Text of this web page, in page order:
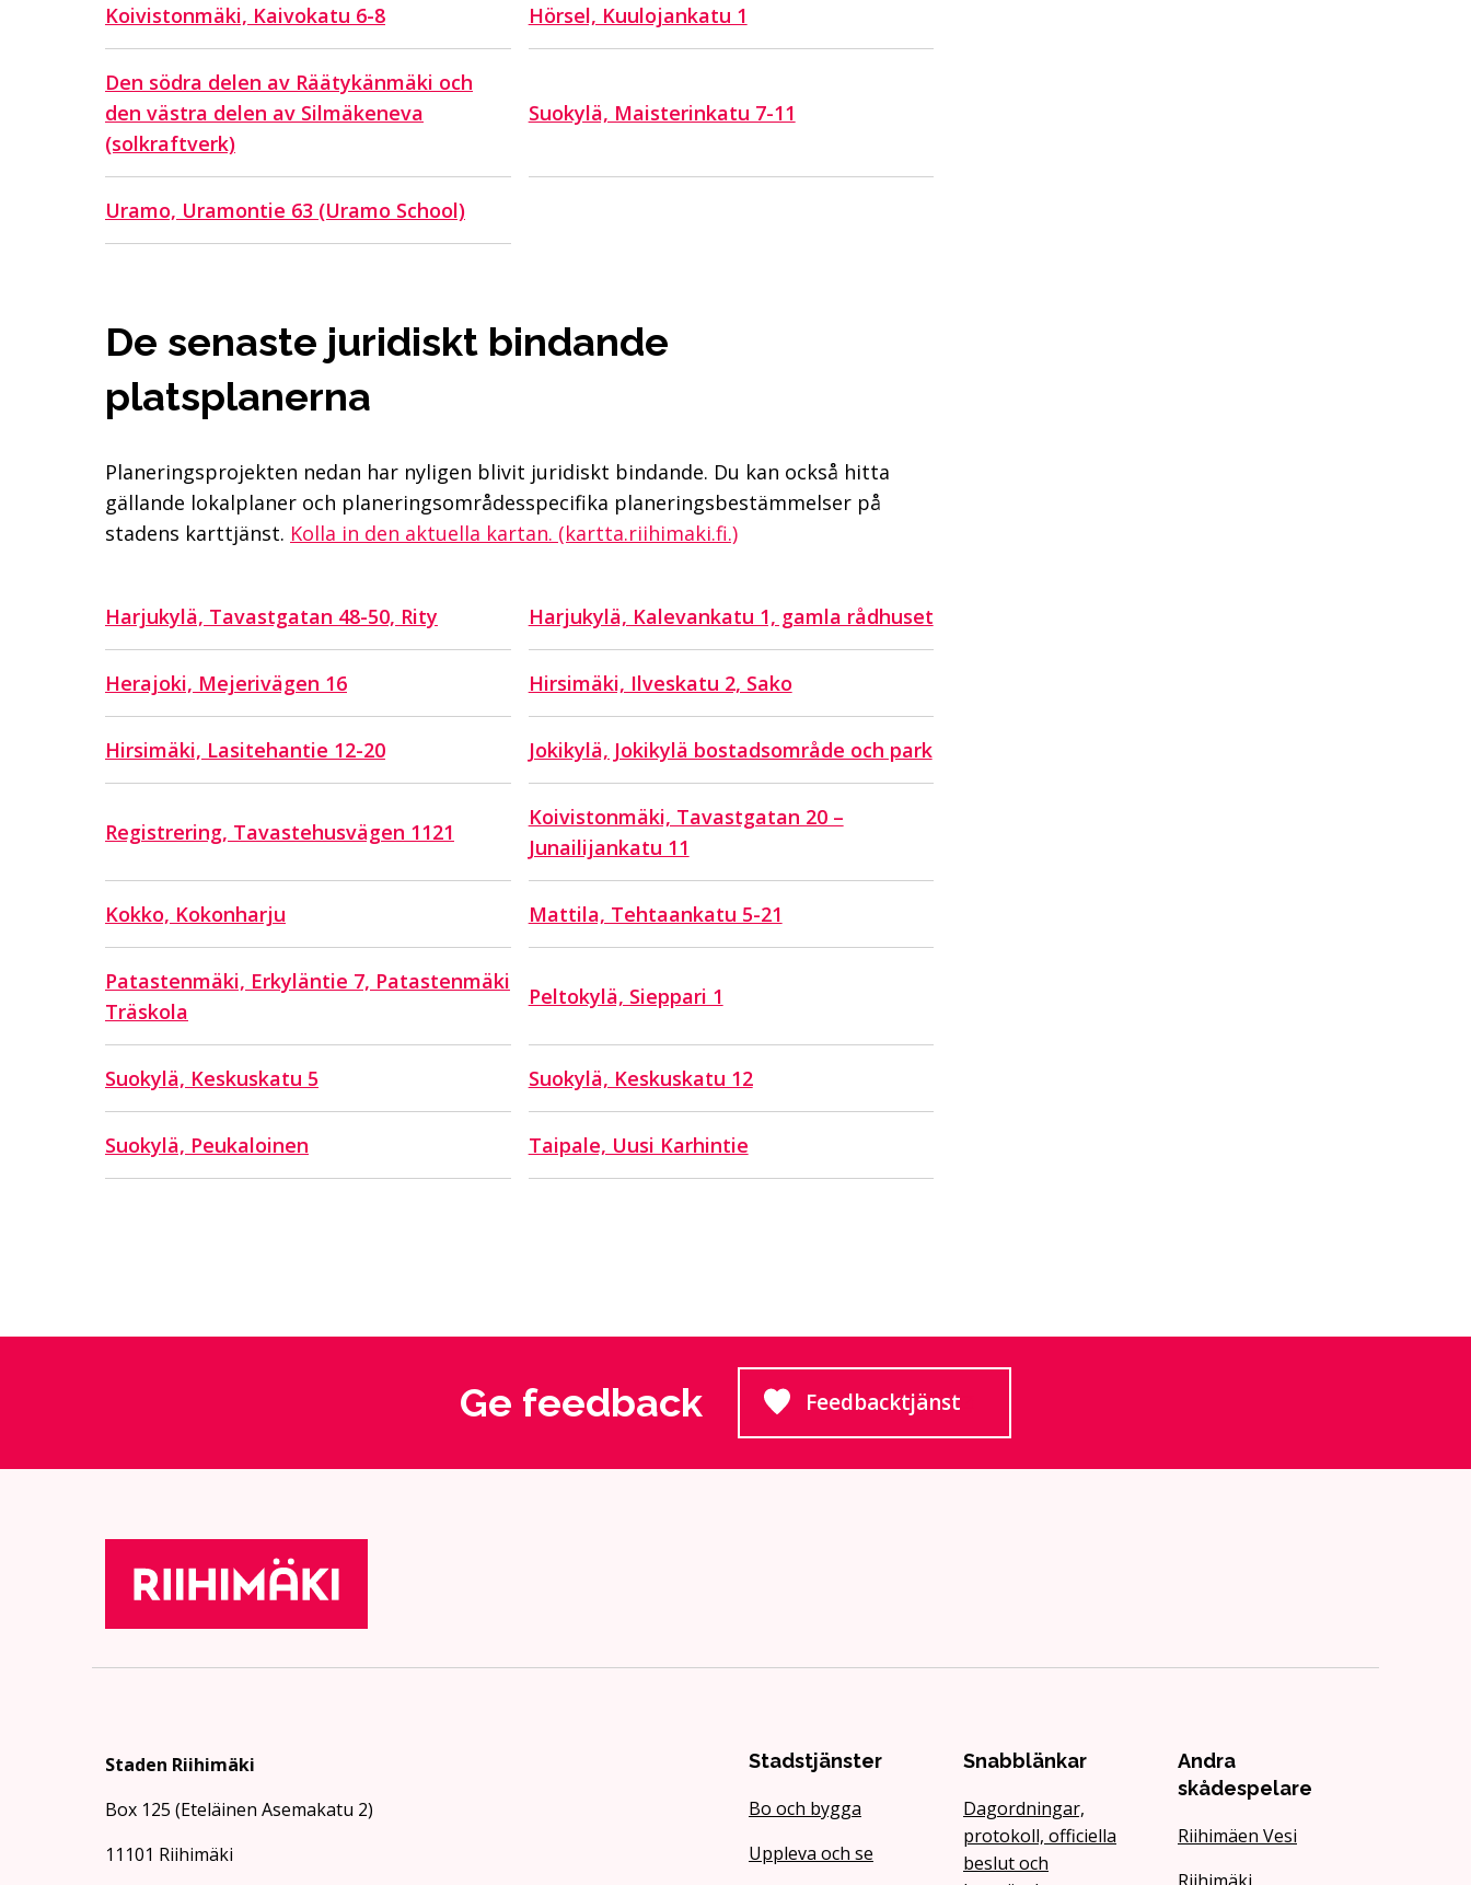
Koivistonmäki, Kaivokatu 6-8 Hörsel, Kuulojankatu 1
Den södra delen av Räätykänmäki och
den västra delen av Silmäkeneva
(solkraftverk)
Suokylä, Maisterinkatu 7-11
Uramo, Uramontie 63 (Uramo School)
De senaste juridiskt bindande
platsplanerna
Planeringsprojekten nedan har nyligen blivit juridiskt bindande. Du kan också hitta
gällande lokalplaner och planeringsområdesspecifika planeringsbestämmelser på
stadens karttjänst. Kolla in den aktuella kartan. (kartta.riihimaki.fi.)
Harjukylä, Tavastgatan 48-50, Rity Harjukylä, Kalevankatu 1, gamla rådhuset
Herajoki, Mejerivägen 16 Hirsimäki, Ilveskatu 2, Sako
Hirsimäki, Lasitehantie 12-20 Jokikylä, Jokikylä bostadsområde och park
Registrering, Tavastehusvägen 1121
Koivistonmäki, Tavastgatan 20 –
Junailijankatu 11
Kokko, Kokonharju Mattila, Tehtaankatu 5-21
Patastenmäki, Erkyläntie 7, Patastenmäki
Träskola
Peltokylä, Sieppari 1
Suokylä, Keskuskatu 5 Suokylä, Keskuskatu 12
Suokylä, Peukaloinen Taipale, Uusi Karhintie
Ge feedback Feedbacktjänst
Går till en extern sida
Staden Riihimäki
Box 125 (Eteläinen Asemakatu 2)
11101 Riihimäki
Stadstjänster
Bo och bygga
Uppleva och se
Snabblänkar
Dagordningar,
protokoll, officiella
beslut och
Andra
skådespelare
Riihimäen Vesi